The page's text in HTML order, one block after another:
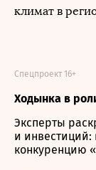
климат в
Ходынка в
Спецпроект 16+
Эксперты
и инвестиций:
конкуренцию